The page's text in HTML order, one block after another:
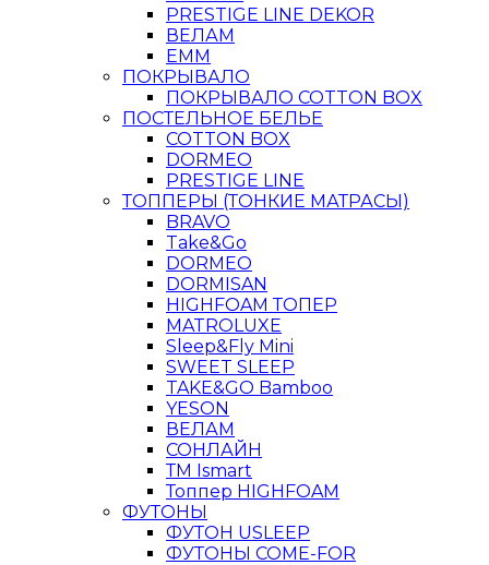
PRESTIGE LINE DEKOR
ВЕЛАМ
ЕММ
ПОКРЫВАЛО
ПОКРЫВАЛО COTTON BOX
ПОСТЕЛЬНОЕ БЕЛЬЕ
COTTON BOX
DORMEO
PRESTIGE LINE
ТОППЕРЫ (ТОНКИЕ МАТРАСЫ)
BRAVO
Take&Go
DORMEO
DORMISAN
HIGHFOAM ТОПЕР
MATROLUXE
Sleep&Fly Mini
SWEET SLEEP
TAKE&GO Bamboo
YESON
ВЕЛАМ
СОНЛАЙН
ТМ Ismart
Топпер HIGHFOAM
ФУТОНЫ
ФУТОН USLEEP
ФУТОНЫ COME-FOR